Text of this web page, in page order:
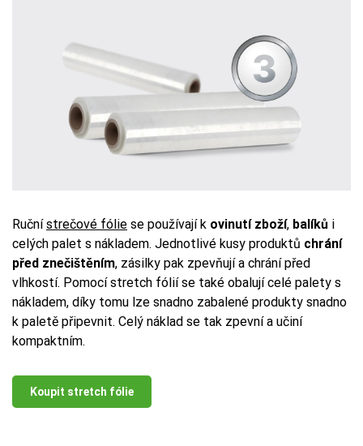
Ručnístrečové fólie se používají k ovinutí zboží, balíků i
celých palet s nákladem. Jednotlivé kusy produktů chrání
před znečištěním, zásilky pak zpevňují a chrání před
vlhkostí. Pomocí stretch fólií se také obalují celé palety s
nákladem, díky tomu lze snadno zabalené produkty snadno
k paletě připevnit. Celý náklad se tak zpevní a učiní
kompaktním.
Koupit stretch fólie